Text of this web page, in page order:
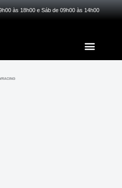
às 18h00 e Sáb de 09h00 às 14h00
Menu
RACING